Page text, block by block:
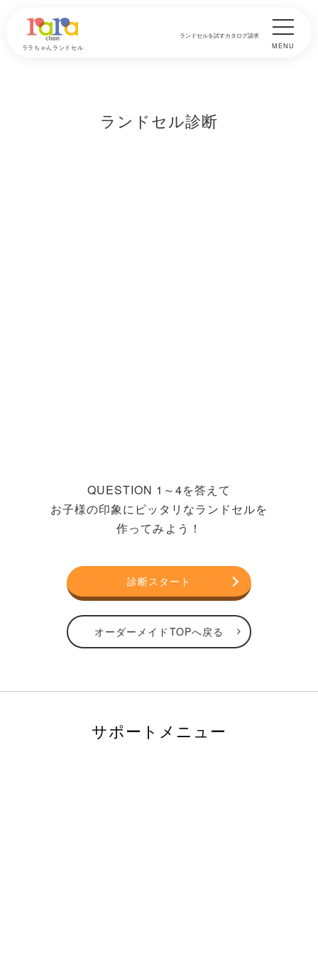
ララちゃんランドセル
ランドセルを試すカタログ請求
MENU
ランドセル診断
QUESTION 1～4を答えて
お子様の印象にピッタリなランドセルを
作ってみよう！
診断スタート
オーダーメイドTOPへ戻る
サポートメニュー